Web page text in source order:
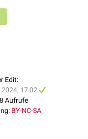
Edit:
17:02
Aufrufe
BY-NC-SA